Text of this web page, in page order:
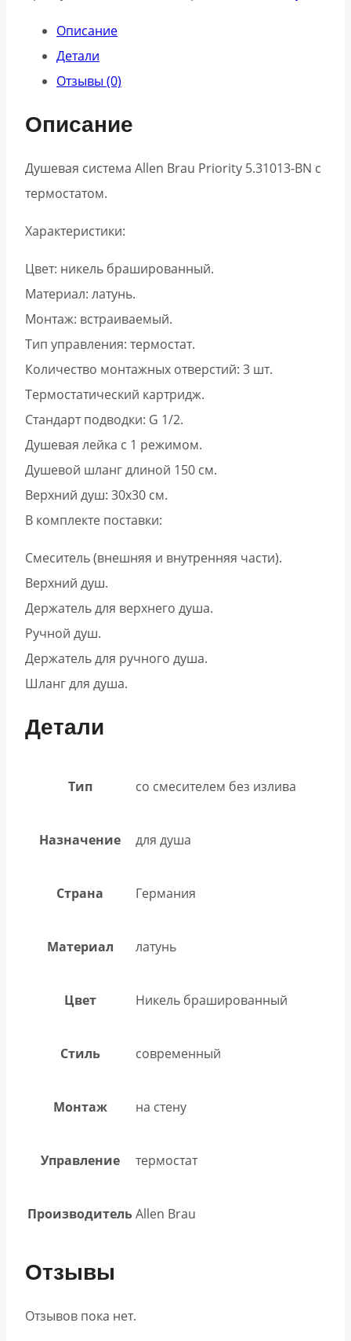
Описание
Детали
Отзывы (0)
Описание
Душевая система Allen Brau Priority 5.31013-BN с
термостатом.
Характеристики:
Цвет: никель брашированный.
Материал: латунь.
Монтаж: встраиваемый.
Тип управления: термостат.
Количество монтажных отверстий: 3 шт.
Термостатический картридж.
Стандарт подводки: G 1/2.
Душевая лейка с 1 режимом.
Душевой шланг длиной 150 см.
Верхний душ: 30х30 см.
В комплекте поставки:
Смеситель (внешняя и внутренняя части).
Верхний душ.
Держатель для верхнего душа.
Ручной душ.
Держатель для ручного душа.
Шланг для душа.
Детали
Тип со смесителем без излива
Назначение для душа
Страна Германия
Материал латунь
Цвет Никель брашированный
Стиль современный
Монтаж на стену
Управление термостат
ПроизводительAllen Brau
Отзывы
Отзывов пока нет.